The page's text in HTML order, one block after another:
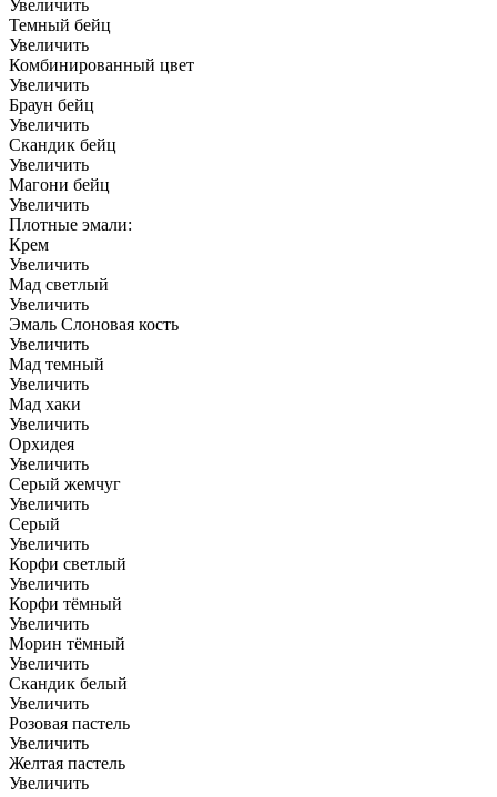
Увеличить
Темный бейц
Увеличить
Комбинированный цвет
Увеличить
Браун бейц
Увеличить
Скандик бейц
Увеличить
Магони бейц
Увеличить
Плотные эмали:
Крем
Увеличить
Мад светлый
Увеличить
Эмаль Слоновая кость
Увеличить
Мад темный
Увеличить
Мад хаки
Увеличить
Орхидея
Увеличить
Серый жемчуг
Увеличить
Серый
Увеличить
Корфи светлый
Увеличить
Корфи тёмный
Увеличить
Морин тёмный
Увеличить
Скандик белый
Увеличить
Розовая пастель
Увеличить
Желтая пастель
Увеличить